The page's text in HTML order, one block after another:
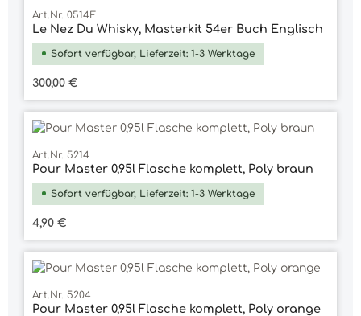
Art.Nr. 0514E
Le Nez Du Whisky, Masterkit 54er Buch Englisch
Sofort verfügbar, Lieferzeit: 1-3 Werktage
Regulärer Preis:
300,00 €
Art.Nr. 5214
Pour Master 0,95l Flasche komplett, Poly braun
Sofort verfügbar, Lieferzeit: 1-3 Werktage
Regulärer Preis:
4,90 €
Art.Nr. 5204
Pour Master 0,95l Flasche komplett, Poly orange